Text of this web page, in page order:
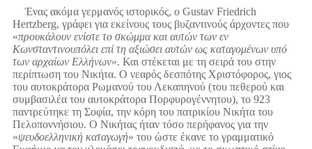
Ένας ακόμα γερμανός ιστορικός, ο Gustav Friedrich
Hertzberg, γράφει για εκείνους τους βυζαντινούς άρχοντες που
«προυκάλουν ενίοτε το σκώμμα και αυτών των εν
Κωνσταντινουπόλει επί τη αξιώσει αυτών ως καταγομένων υπό
των αρχαίων Ελλήνων». Και στέκεται με τη σειρά του στην
περίπτωση του Νικήτα. Ο νεαρός δεσπότης Χριστόφορος, γιος
του αυτοκράτορα Ρωμανού του Λεκαπηνού (του πεθερού και
συμβασιλέα του αυτοκράτορα Πορφυρογέννητου), το 923
παντρεύτηκε τη Σοφία, την κόρη του πατρικίου Νικήτα του
Πελοποννήσιου. Ο Νικήτας ήταν τόσο περήφανος για την
«ψευδοελληνική καταγωγή» του ώστε έκανε το γραμματικό